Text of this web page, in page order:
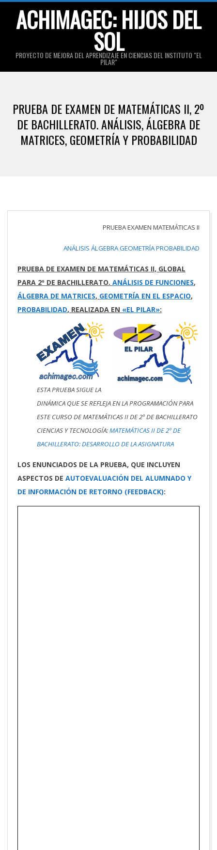
ACHIMAGEC: HIJOS DEL
SOL
PROYECTO DE MEJORA DEL APRENDIZAJE EN CIENCIAS DEL INSTITUTO "EL
PILAR"
Menu
PRUEBA DE EXAMEN DE MATEMÁTICAS II, 2º
DE BACHILLERATO. ANÁLISIS, ÁLGEBRA DE
MATRICES, GEOMETRÍA Y PROBABILIDAD
PRUEBA EXAMEN MATEMÁTICAS II
ANÁLISIS ÁLGEBRAGEOMETRÍAPROBABILIDAD
PRUEBA DE EXAMEN DE MATEMÁTICAS II, GLOBAL
PARA 2º DE BACHILLERATO. ANÁLISIS DE FUNCIONES,
ÁLGEBRA DE MATRICES, GEOMETRÍA EN EL ESPACIO,
PROBABILIDAD, REALIZADA EN «EL PILAR»:
ESTA PRUEBA SIGUE LA
DINÁMICA QUE SE REFLEJA EN LA PROGRAMACIÓN PARA
ESTE CURSO DE MATEMÁTICAS II DE 2º DE BACHILLERATO
CIENCIAS Y TECNOLOGÍA:MATEMÁTICAS II DE 2º DE
BACHILLERATO: DESARROLLO DE LA ASIGNATURA
LOS ENUNCIADOS DE LA PRUEBA, QUE INCLUYEN
ASPECTOS DE AUTOEVALUACIÓN DEL ALUMNADO Y
DE INFORMACIÓN DE RETORNO (FEEDBACK):